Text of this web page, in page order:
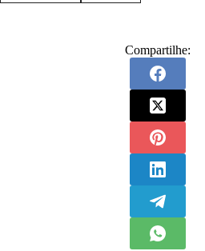
Compartilhe: